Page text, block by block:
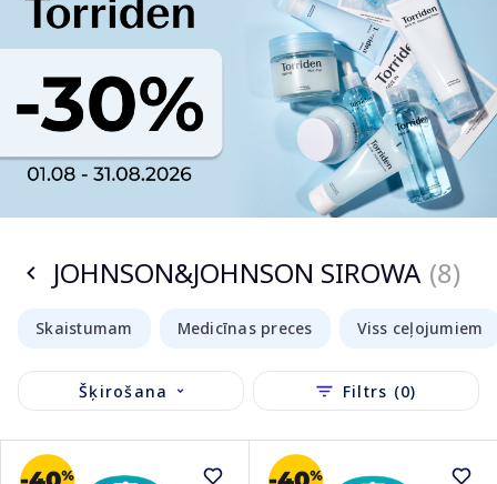
JOHNSON&JOHNSON SIROWA (8)
Skaistumam Medicīnas preces Viss ceļojumiem
Šķirošana Filtrs (0)